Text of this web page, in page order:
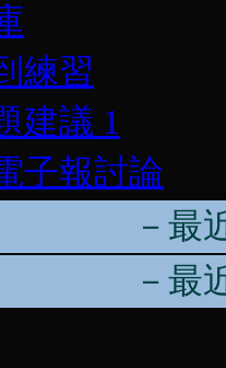
練習
建議 1
子報討論
－最
－最